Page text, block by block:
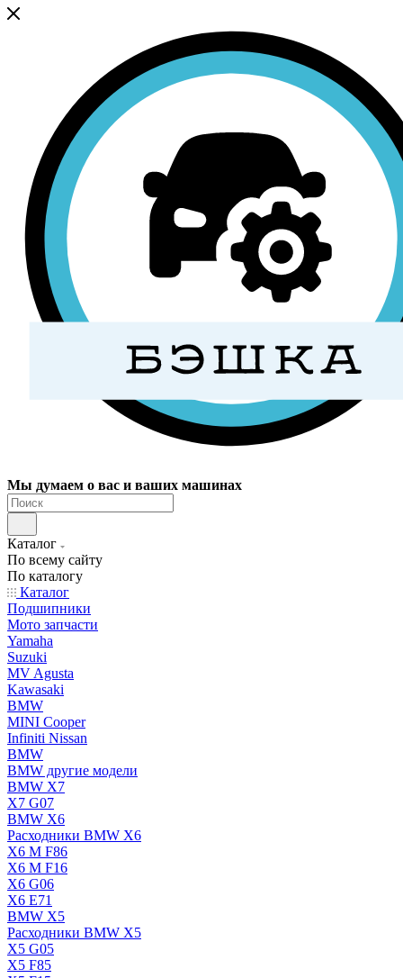
Мы думаем о вас и ваших машинах
Каталог
По всему сайту
По каталогу
Каталог
Подшипники
Мото запчасти
Yamaha
Suzuki
MV Agusta
Kawasaki
BMW
MINI Cooper
Infiniti Nissan
BMW
BMW другие модели
BMW X7
X7 G07
BMW X6
Расходники BMW X6
X6 M F86
X6 M F16
X6 G06
X6 E71
BMW X5
Расходники BMW X5
X5 G05
X5 F85